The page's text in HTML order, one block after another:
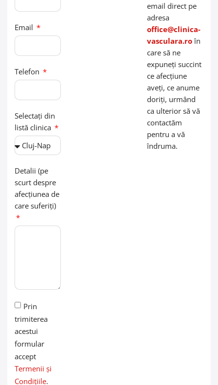
Email
Telefon
Selectați din
listă clinica
Detalii (pe
scurt despre
afecțiunea de
care suferiți)
Prin
trimiterea
acestui
formular
accept
Termenii și
Condițiile.
email direct pe
adresa
office@clinica-
vasculara.roîn
care să ne
expuneți succint
ce afecțiune
aveți, ce anume
doriți, urmând
ca ulterior să vă
contactăm
pentru a vă
îndruma.